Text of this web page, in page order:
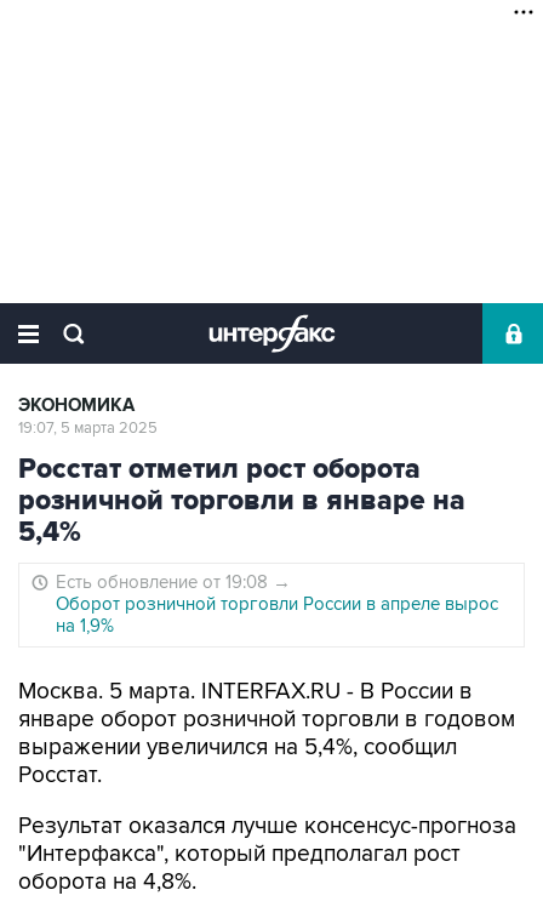
ЭКОНОМИКА
19:07, 5 марта 2025
Росстат отметил рост оборота
розничной торговли в январе на
5,4%
Есть обновление от 19:08 →
Оборот розничной торговли России в апреле вырос
на 1,9%
Москва. 5 марта. INTERFAX.RU - В России в
январе оборот розничной торговли в годовом
выражении увеличился на 5,4%, сообщил
Росстат.
Результат оказался лучше консенсус-прогноза
"Интерфакса", который предполагал рост
оборота на 4,8%.